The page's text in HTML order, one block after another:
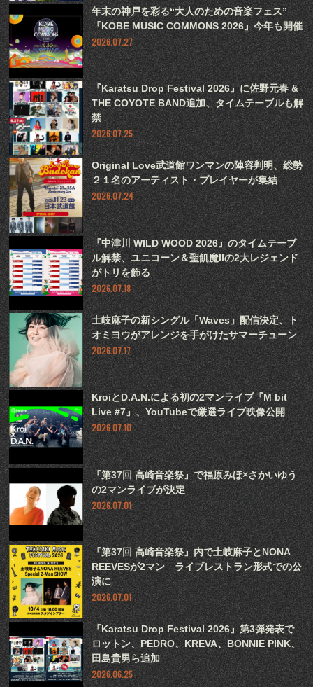
年末の神戸を彩る“大人のための音楽フェス”
『KOBE MUSIC COMMONS 2026』今年も開催
2026.07.27
『Karatsu Drop Festival 2026』に佐野元春 &
THE COYOTE BAND追加、タイムテーブルも解
禁
2026.07.25
Original Love武道館ワンマンの陣容判明、総勢
２１名のアーティスト・プレイヤーが集結
2026.07.24
『中津川 WILD WOOD 2026』のタイムテーブ
ル解禁、ユニコーン＆聖飢魔IIの2大レジェンド
がトリを飾る
2026.07.18
土岐麻子の新シングル「Waves」配信決定、ト
オミヨウがアレンジを手がけたサマーチューン
2026.07.17
KroiとD.A.N.による初の2マンライブ『M bit
Live #7』、YouTubeで厳選ライブ映像公開
2026.07.10
『第37回 高崎音楽祭』で福原みほ×さかいゆう
の2マンライブが決定
2026.07.01
『第37回 高崎音楽祭』内で土岐麻子とNONA
REEVESが2マン ライブレストラン形式での公
演に
2026.07.01
『Karatsu Drop Festival 2026』第3弾発表で
ロットン、PEDRO、KREVA、BONNIE PINK、
田島貴男ら追加
2026.06.25